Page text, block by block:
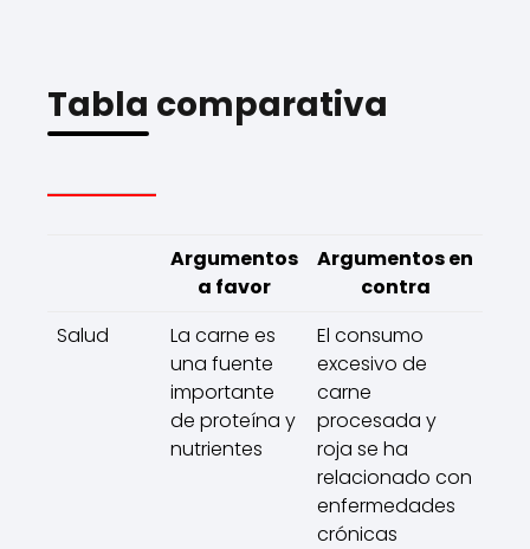
Tabla comparativa
Argumentos
a favor
Argumentos en
contra
Salud
La carne es
una fuente
importante
de proteína y
nutrientes
El consumo
excesivo de
carne
procesada y
roja se ha
relacionado con
enfermedades
crónicas